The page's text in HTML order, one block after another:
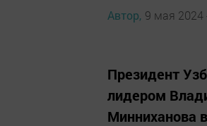
Автор, 9 мая 2024
Президент
лидером
Минниханова